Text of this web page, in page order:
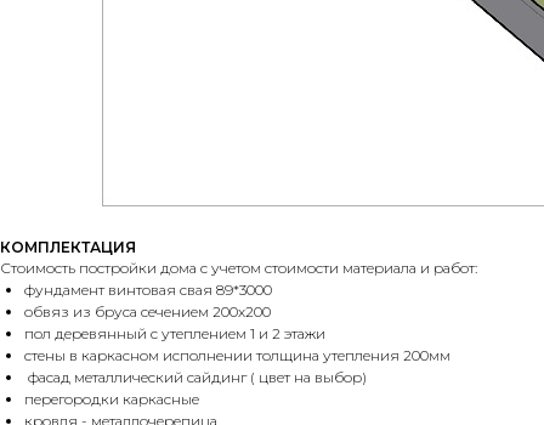
КОМПЛЕКТАЦИЯ
Стоимость постройки дома с учетом стоимости материала и работ:
фундамент винтовая свая 89*3000
обвяз из бруса сечением 200х200
пол деревянный с утеплением 1 и 2 этажи
стены в каркасном исполнении толщина утепления 200мм
фасад металлический сайдинг ( цвет на выбор)
перегородки каркасные
кровля - металлочерепица